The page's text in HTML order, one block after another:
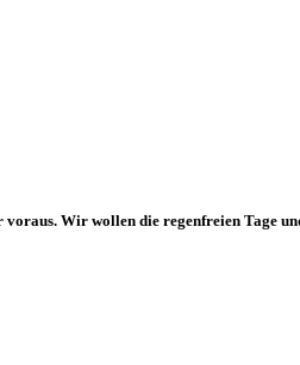
voraus. Wir wollen die regenfreien